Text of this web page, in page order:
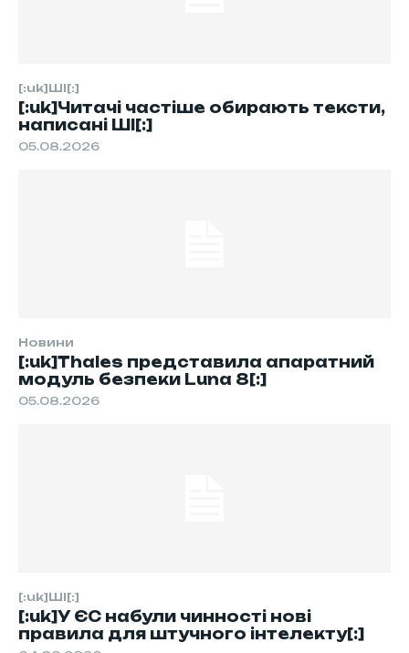
[:uk]ШІ[:]
[:uk]Читачі частіше обирають тексти,
написані ШІ[:]
05.08.2026
Новини
[:uk]Thales представила апаратний
модуль безпеки Luna 8[:]
05.08.2026
[:uk]ШІ[:]
[:uk]У ЄС набули чинності нові
правила для штучного інтелекту[:]